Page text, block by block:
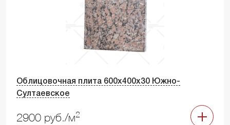
Облицовочная плита 600х400х30 Южно-
Султаевское
2900 руб./м2